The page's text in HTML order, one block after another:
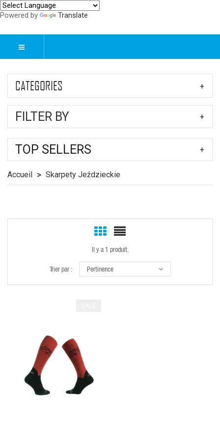
Powered by Translate
CATEGORIES
FILTER BY
TOP SELLERS
Accueil Skarpety Jeździeckie
Il y a 1 produit.
Trier par : Pertinence
QUICK VIEW